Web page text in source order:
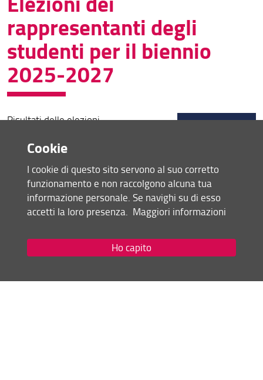
rappresentanti degli
studenti per il biennio
2025-2027
Risultati delle elezioni
Consulta la pagina dedicata (URL)
22 Maggio 2025 (Archiviata
Condividi
Archivio
Mappa del sito
Cookie
I cookie di questo sito servono al suo corretto
funzionamento e non raccolgono alcuna tua
informazione personale. Se navighi su di esso
accetti la loro presenza. Maggiori informazioni
Ho capito